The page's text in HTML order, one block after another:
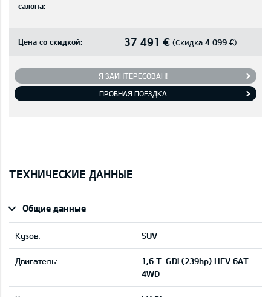
салона:
Цена со скидкой: 37 491 € (Скидка 4 099 €)
Я ЗАИНТЕРЕСОВАН!
ПРОБНАЯ ПОЕЗДКА
ТЕХНИЧЕСКИЕ ДАННЫЕ
Общие данные
Кузов: SUV
Двигатель:
1,6 T-GDI (239hp) HEV 6AT
4WD